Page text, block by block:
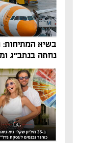
בשיא
נחתה בנתב"ג